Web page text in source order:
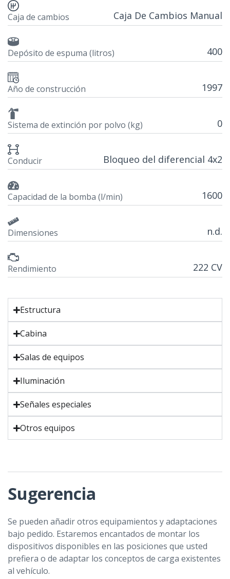
Caja de cambios Caja De Cambios Manual
Depósito de espuma (litros) 400
Año de construcción 1997
Sistema de extinción por polvo (kg) 0
Conducir Bloqueo del diferencial 4x2
Capacidad de la bomba (l/min) 1600
Dimensiones n.d.
Rendimiento 222 CV
Estructura
Cabina
Salas de equipos
Iluminación
Señales especiales
Otros equipos
Sugerencia
Se pueden añadir otros equipamientos y adaptaciones
bajo pedido. Estaremos encantados de montar los
dispositivos disponibles en las posiciones que usted
prefiera o de adaptar los conceptos de carga existentes
al vehículo.